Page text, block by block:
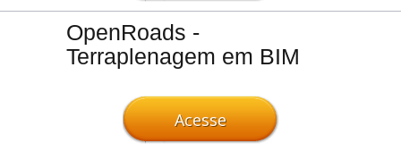
OpenRoads -
Terraplenagem em BIM
Acesse